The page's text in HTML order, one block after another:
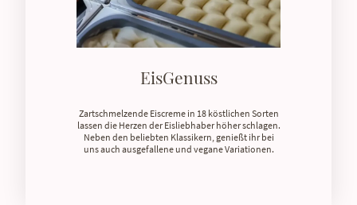
EisGenuss
Zartschmelzende Eiscreme in 18 köstlichen Sorten
lassen die Herzen der Eisliebhaber höher schlagen.
Neben den beliebten Klassikern, genießt ihr bei
uns auch ausgefallene und vegane Variationen.